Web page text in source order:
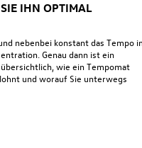
IHN OPTIMAL
nebenbei konstant das Tempo
Genau dann ist ein
wie ein Tempomat
und worauf Sie unterwegs